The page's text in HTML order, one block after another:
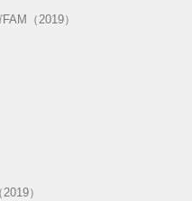
（2019）
）